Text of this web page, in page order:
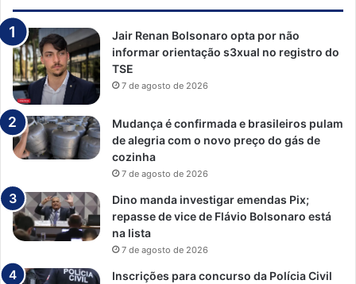
Jair Renan Bolsonaro opta por não
informar orientação s3xual no registro do
TSE
7 de agosto de 2026
Mudança é confirmada e brasileiros pulam
de alegria com o novo preço do gás de
cozinha
7 de agosto de 2026
Dino manda investigar emendas Pix;
repasse de vice de Flávio Bolsonaro está
na lista
7 de agosto de 2026
Inscrições para concurso da Polícia Civil